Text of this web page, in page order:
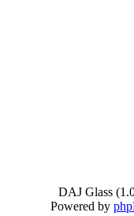
DAJ Glass
Powered by